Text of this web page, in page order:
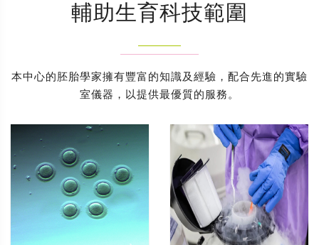
輔助生育科技範圍
本中心的胚胎學家擁有豐富的知識及經驗，配合先進的實驗
室儀器，以提供最優質的服務。